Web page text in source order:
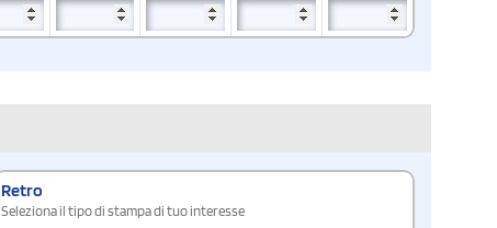
Retro
Seleziona il tipo di stampa di tuo interesse